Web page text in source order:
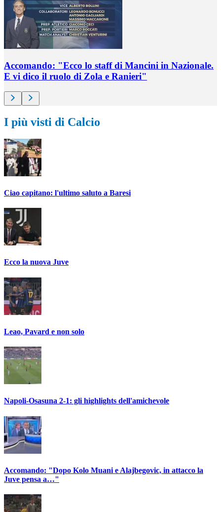
Accomando: "Ecco lo staff di Mancini in Nazionale.
E vi dico il ruolo di Zola e Ranieri"
I più visti di Calcio
Ciao capitano: l'ultimo saluto a Baresi
Ecco la nuova Juve
Leao, Pavard e non solo
Napoli-Osasuna 2-1: gli highlights dell'amichevole
Accomando: "Dopo Kolo Muani e Alajbegovic, in attacco la
Juve pensa a…"